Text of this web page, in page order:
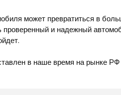
может превратиться в
проверенный и надежный
в наше время на рынке
производителей, их
российские машины с